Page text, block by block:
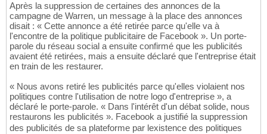
Après la suppression de certaines des annonces de la
campagne de Warren, un message à la place des annonces
disait : « Cette annonce a été retirée parce qu'elle va à
l'encontre de la politique publicitaire de Facebook ». Un porte-
parole du réseau social a ensuite confirmé que les publicités
avaient été retirées, mais a ensuite déclaré que l'entreprise était
en train de les restaurer.
« Nous avons retiré les publicités parce qu'elles violaient nos
politiques contre l'utilisation de notre logo d'entreprise », a
déclaré le porte-parole. « Dans l'intérêt d'un débat solide, nous
restaurons les publicités ». Facebook a justifié la suppression
des publicités de sa plateforme par lexistence des politiques